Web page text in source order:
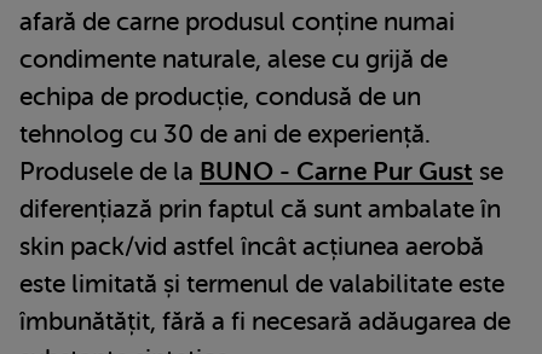
afară de carne produsul conține numai
condimente naturale, alese cu grijă de
echipa de producție, condusă de un
tehnolog cu 30 de ani de experiență.
Produsele de la BUNO - Carne Pur Gust se
diferențiază prin faptul că sunt ambalate în
skin pack/vid astfel încât acțiunea aerobă
este limitată și termenul de valabilitate este
îmbunătățit, fără a fi necesară adăugarea de